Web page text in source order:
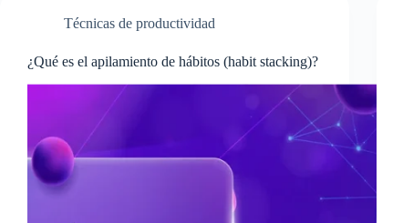
Técnicas de productividad
¿Qué es el apilamiento de hábitos (habit stacking)?